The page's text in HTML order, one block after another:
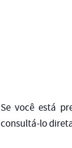
Se você está
consultá-lo